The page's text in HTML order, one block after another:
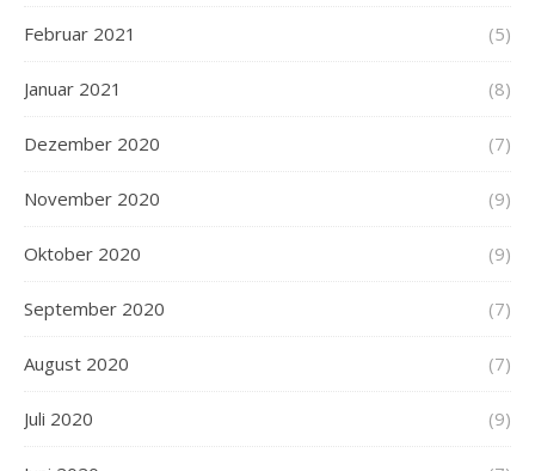
Februar 2021 (5)
Januar 2021 (8)
Dezember 2020 (7)
November 2020 (9)
Oktober 2020 (9)
September 2020 (7)
August 2020 (7)
Juli 2020 (9)